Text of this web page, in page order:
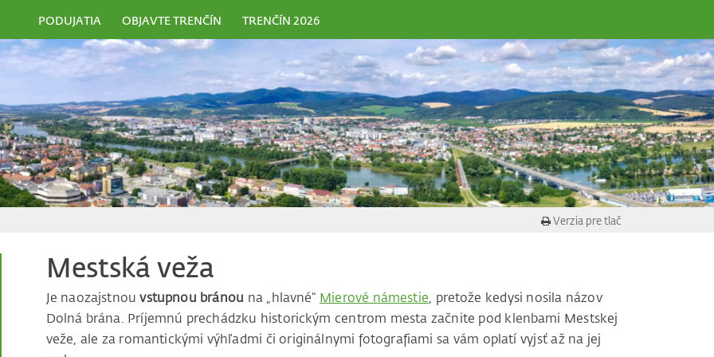
PODUJATIA OBJAVTE TRENČÍN TRENČÍN 2026
Verzia pre tlač
Mestská veža
Je naozajstnouvstupnou bránou na „hlavné“ Mierové námestie , pretože kedysi nosila názov
Dolná brána. Príjemnú prechádzku historickým centrom mesta začnite pod klenbami Mestskej
veže, ale za romantickými výhľadmi či originálnymi fotografiami sa vám oplatí vyjsť až na jej